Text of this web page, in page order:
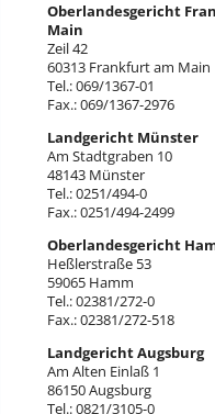
Oberlandesgericht
Main
Zeil 42
60313 Frankfurt am Main
Tel.: 069/1367-01
Fax.: 069/1367-2976
Landgericht Münster
Am Stadtgraben 10
48143 Münster
Tel.: 0251/494-0
Fax.: 0251/494-2499
Oberlandesgericht
Heßlerstraße 53
59065 Hamm
Tel.: 02381/272-0
Fax.: 02381/272-518
Landgericht Augsburg
Am Alten Einlaß 1
86150 Augsburg
Tel.: 0821/3105-0